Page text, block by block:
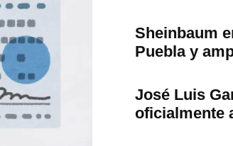
Sheinbaum
Puebla y
José Luis
oficialmente